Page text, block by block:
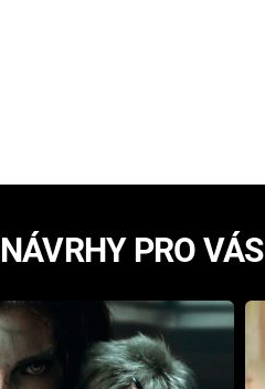
NÁVRHY PRO VÁS